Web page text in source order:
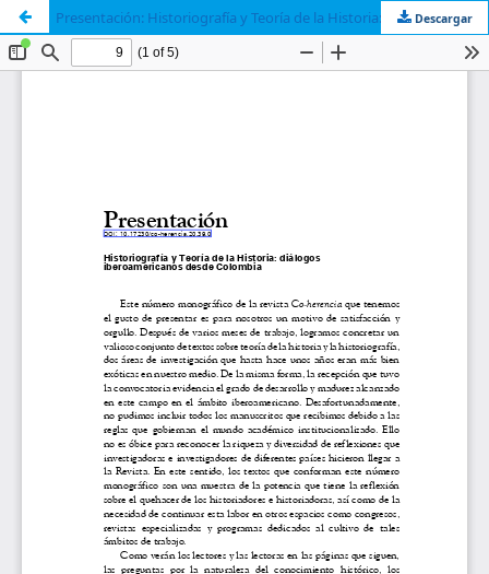
Presentación: Historiografía y Teoría de la Historia: diálogos iberoamericanos desde Colombia
Descargar